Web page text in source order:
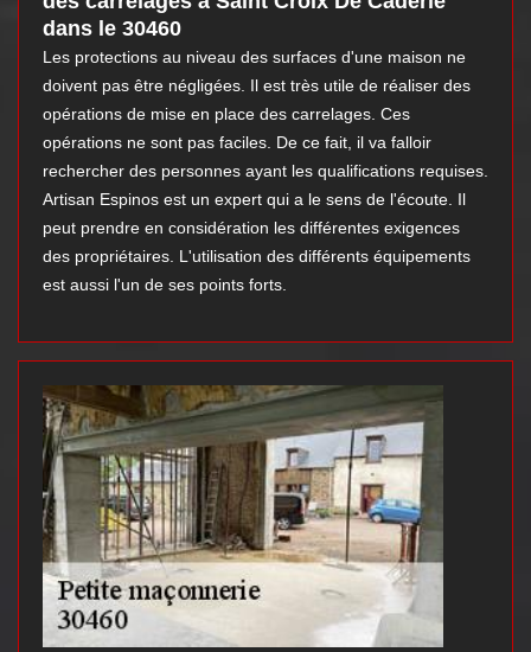
dans le 30460
Les protections au niveau des surfaces d'une maison ne
doivent pas être négligées. Il est très utile de réaliser des
opérations de mise en place des carrelages. Ces
opérations ne sont pas faciles. De ce fait, il va falloir
rechercher des personnes ayant les qualifications requises.
Artisan Espinos est un expert qui a le sens de l'écoute. Il
peut prendre en considération les différentes exigences
des propriétaires. L'utilisation des différents équipements
est aussi l'un de ses points forts.